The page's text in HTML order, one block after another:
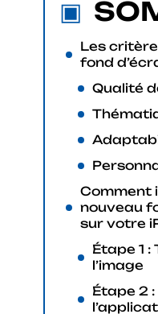
Les
fond
Qualité
Comment
nouveau
sur votre
Étape 1 :
l’image
Étape 2